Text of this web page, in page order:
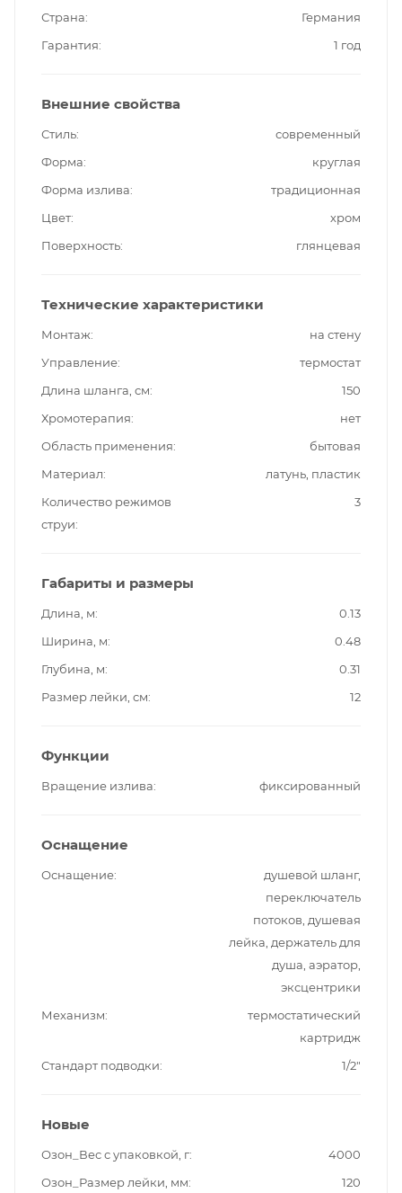
Страна
Германия
Гарантия
1 год
Внешние свойства
Стиль
современный
Форма
круглая
Форма излива
традиционная
Цвет
хром
Поверхность
глянцевая
Технические характеристики
Монтаж
на стену
Управление
термостат
Длина шланга, см
150
Хромотерапия
нет
Область применения
бытовая
Материал
латунь, пластик
Количество режимов
струи
3
Габариты и размеры
Длина, м
0.13
Ширина, м
0.48
Глубина, м
0.31
Размер лейки, см
12
Функции
Вращение излива фиксированный
Оснащение
Оснащение
душевой шланг,
переключатель
потоков, душевая
лейка, держатель для
душа, аэратор,
эксцентрики
Механизм
термостатический
картридж
Стандарт подводки
1/2"
Новые
Озон_Вес с упаковкой, г
4000
Озон_Размер лейки, мм
120